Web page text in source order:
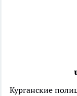
Курганские